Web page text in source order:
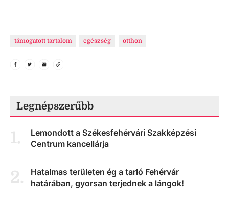
támogatott tartalom egészség otthon
Legnépszerűbb
1.
Lemondott a Székesfehérvári Szakképzési
Centrum kancellárja
2.
Hatalmas területen ég a tarló Fehérvár
határában, gyorsan terjednek a lángok!